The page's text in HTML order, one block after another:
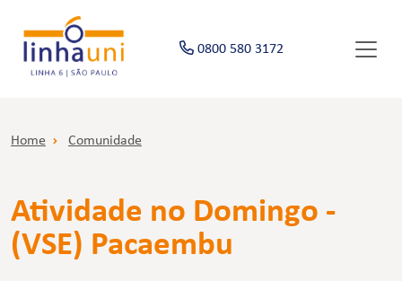
0800 580 3172
Home Comunidade
Atividade no Domingo -
(VSE) Pacaembu